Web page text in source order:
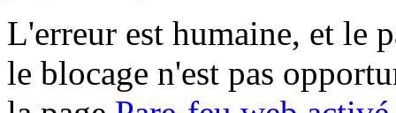
L'erreur est humaine, et le
le blocage n'est pas